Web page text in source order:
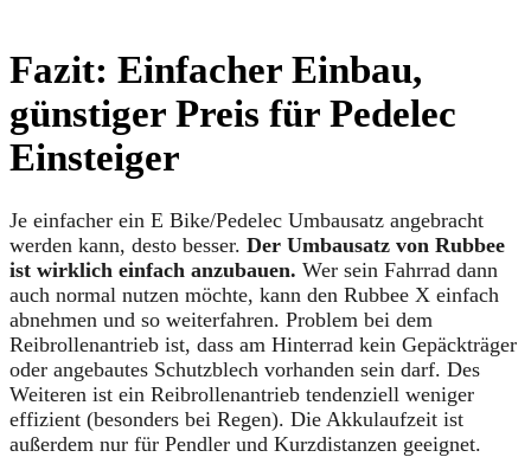
Fazit: Einfacher Einbau,
günstiger Preis für Pedelec
Einsteiger
Je einfacher ein E Bike/Pedelec Umbausatz angebracht
werden kann, desto besser. Der Umbausatz von Rubbee
ist wirklich einfach anzubauen. Wer sein Fahrrad dann
auch normal nutzen möchte, kann den Rubbee X einfach
abnehmen und so weiterfahren. Problem bei dem
Reibrollenantrieb ist, dass am Hinterrad kein Gepäckträger
oder angebautes Schutzblech vorhanden sein darf. Des
Weiteren ist ein Reibrollenantrieb tendenziell weniger
effizient (besonders bei Regen). Die Akkulaufzeit ist
außerdem nur für Pendler und Kurzdistanzen geeignet.